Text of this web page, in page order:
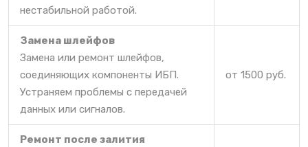
нестабильной работой.
Замена шлейфов
Замена или ремонт шлейфов,
соединяющих компоненты ИБП.
Устраняем проблемы с передачей
данных или сигналов.
от 1500 руб.
Ремонт после залития